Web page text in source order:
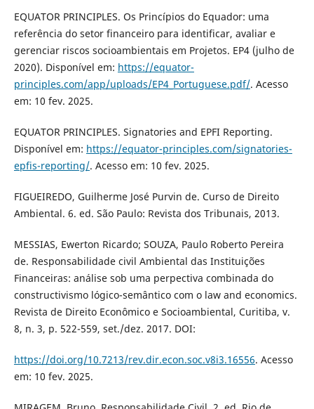
EQUATOR PRINCIPLES. Os Princípios do Equador: uma
referência do setor financeiro para identificar, avaliar e
gerenciar riscos socioambientais em Projetos. EP4 (julho de
2020). Disponível em: https://equator-
principles.com/app/uploads/EP4_Portuguese.pdf/. Acesso
em: 10 fev. 2025.
EQUATOR PRINCIPLES. Signatories and EPFI Reporting.
Disponível em: https://equator-principles.com/signatories-
epfis-reporting/. Acesso em: 10 fev. 2025.
FIGUEIREDO, Guilherme José Purvin de. Curso de Direito
Ambiental. 6. ed. São Paulo: Revista dos Tribunais, 2013.
MESSIAS, Ewerton Ricardo; SOUZA, Paulo Roberto Pereira
de. Responsabilidade civil Ambiental das Instituições
Financeiras: análise sob uma perpectiva combinada do
constructivismo lógico-semântico com o law and economics.
Revista de Direito Econômico e Socioambiental, Curitiba, v.
8, n. 3, p. 522-559, set./dez. 2017. DOI:
https://doi.org/10.7213/rev.dir.econ.soc.v8i3.16556. Acesso
em: 10 fev. 2025.